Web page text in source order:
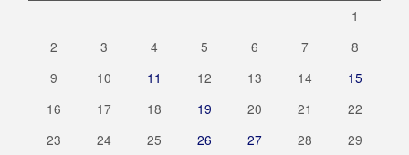
1
2
3 4 5 6 7
8
9
10 11 12 13 14
15
16
17 18 19 20 21
22
23
24 25 26 27 28
29